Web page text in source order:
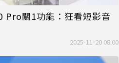
Pro關1功能：狂看短影音
2025-11-20 08:00